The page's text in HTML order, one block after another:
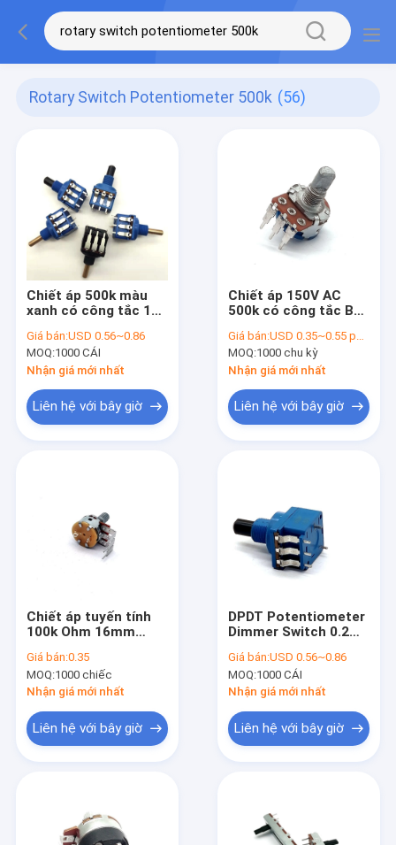
Rotary Switch Potentiometer 500k (56)
Chiết áp 500k màu
xanh có công tắc 10A
Giá bán:USD 0.56~0.86
MOQ:1000 CÁI
Nhận giá mới nhất
Liên hệ với bây giờ
Chiết áp 150V AC
500k có công tắc Bàn
15mm 3 vị trí
Giá bán:USD 0.35~0.55 per piece
MOQ:1000 chu kỳ
Nhận giá mới nhất
Liên hệ với bây giờ
Chiết áp tuyến tính
100k Ohm 16mm
Giá bán:0.35
MOQ:1000 chiếc
Nhận giá mới nhất
Liên hệ với bây giờ
DPDT Potentiometer
Dimmer Switch 0.2W
điều chỉnh tốc độ
Giá bán:USD 0.56~0.86
MOQ:1000 CÁI
Nhận giá mới nhất
Liên hệ với bây giờ